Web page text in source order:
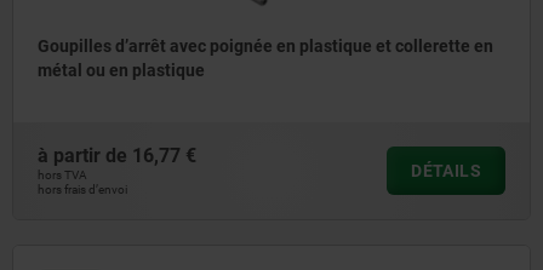
Goupilles d’arrêt avec poignée en plastique et collerette en
métal ou en plastique
à partir de 16,77 €
hors TVA
hors frais d’envoi
DÉTAILS